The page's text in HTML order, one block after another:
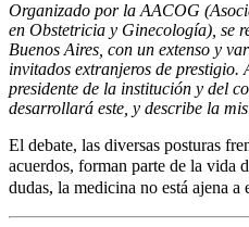
Organizado por la AACOG
en Obstetricia y Ginecología), se
Buenos Aires, con un extenso y
invitados extranjeros de
presidente de la institución y del
desarrollará este, y describe la
El debate, las diversas posturas
acuerdos, forman parte de la vida
dudas, la medicina no está ajena a